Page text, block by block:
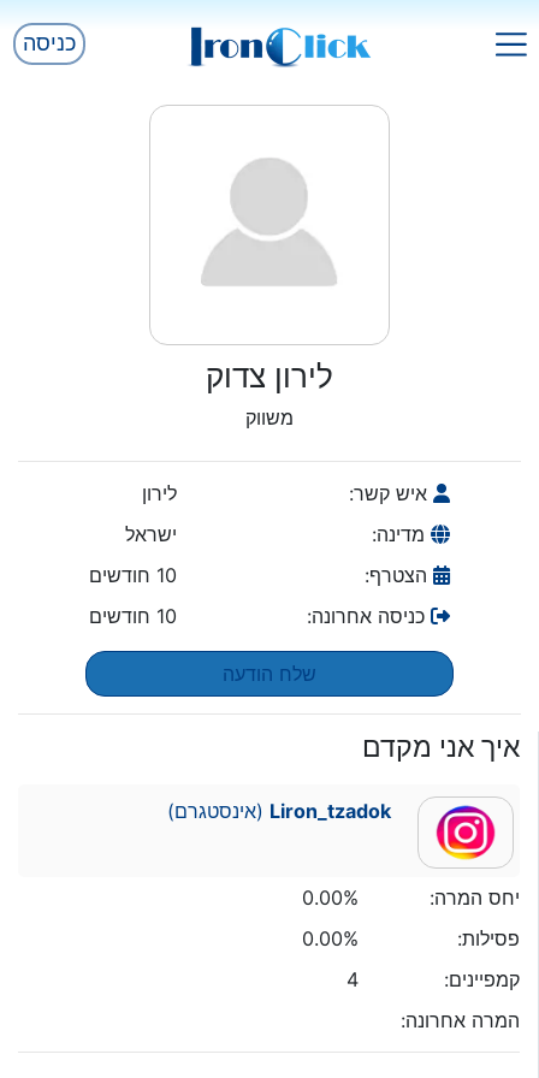
כניסה
לירון צדוק
משווק
איש קשר:
לירון
מדינה:
ישראל
הצטרף:
10 חודשים
כניסה אחרונה:
10 חודשים
שלח הודעה
איך אני מקדם
Liron_tzadok (אינסטגרם)
יחס המרה:
0.00%
פסילות:
0.00%
קמפיינים:
4
המרה אחרונה: